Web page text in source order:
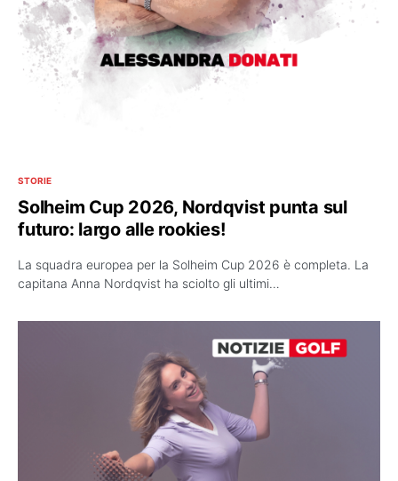
STORIE
Solheim Cup 2026, Nordqvist punta sul
futuro: largo alle rookies!
La squadra europea per la Solheim Cup 2026 è completa. La
capitana Anna Nordqvist ha sciolto gli ultimi…